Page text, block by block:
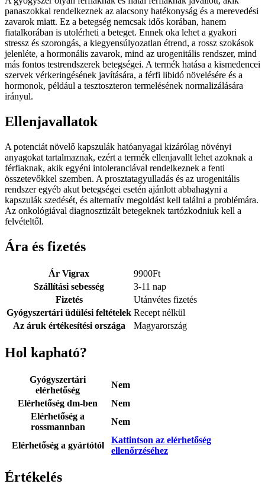
panaszokkal rendelkeznek az alacsony hatékonyság és a merevedési
zavarok miatt. Ez a betegség nemcsak idős korában, hanem
fiatalkorában is utolérheti a beteget. Ennek oka lehet a gyakori
stressz és szorongás, a kiegyensúlyozatlan étrend, a rossz szokások
jelenléte, a hormonális zavarok, mind az urogenitális rendszer, mind
más fontos testrendszerek betegségei. A termék hatása a kismedencei
szervek vérkeringésének javítására, a férfi libidó növelésére és a
hormonok, például a tesztoszteron termelésének normalizálására
irányul.
Ellenjavallatok
A potenciát növelő kapszulák hatóanyagai kizárólag növényi
anyagokat tartalmaznak, ezért a termék ellenjavallt lehet azoknak a
férfiaknak, akik egyéni intoleranciával rendelkeznek a fenti
összetevőkkel szemben. A prosztatagyulladás és az urogenitális
rendszer egyéb akut betegségei esetén ajánlott abbahagyni a
kapszulák szedését, és alternatív megoldást kell találni a problémára.
Az onkológiával diagnosztizált betegeknek tartózkodniuk kell a
felvételtől.
Ára és fizetés
Ár Vigrax 9900Ft
Szállítási sebesség
3-11 nap
Fizetés
Utánvétes fizetés
Gyógyszertári üdülési feltételek Recept nélkül
Az áruk értékesítési országa
Magyarország
Hol kapható?
Gyógyszertári
elérhetőség
Nem
Elérhetőség dm-ben
Nem
Elérhetőség a
rossmannban
Nem
Elérhetőség a gyártótól
Kattintson az elérhetőség
ellenőrzéséhez
Értékelés